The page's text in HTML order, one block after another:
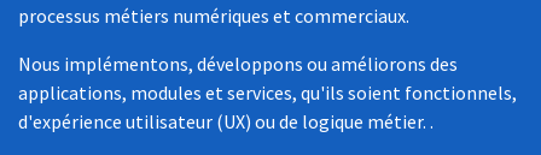
processus métiers numériques et commerciaux.
Nous implémentons, développons ou améliorons des
applications, modules et services, qu'ils soient fonctionnels,
d'expérience utilisateur (UX) ou de logique métier. .